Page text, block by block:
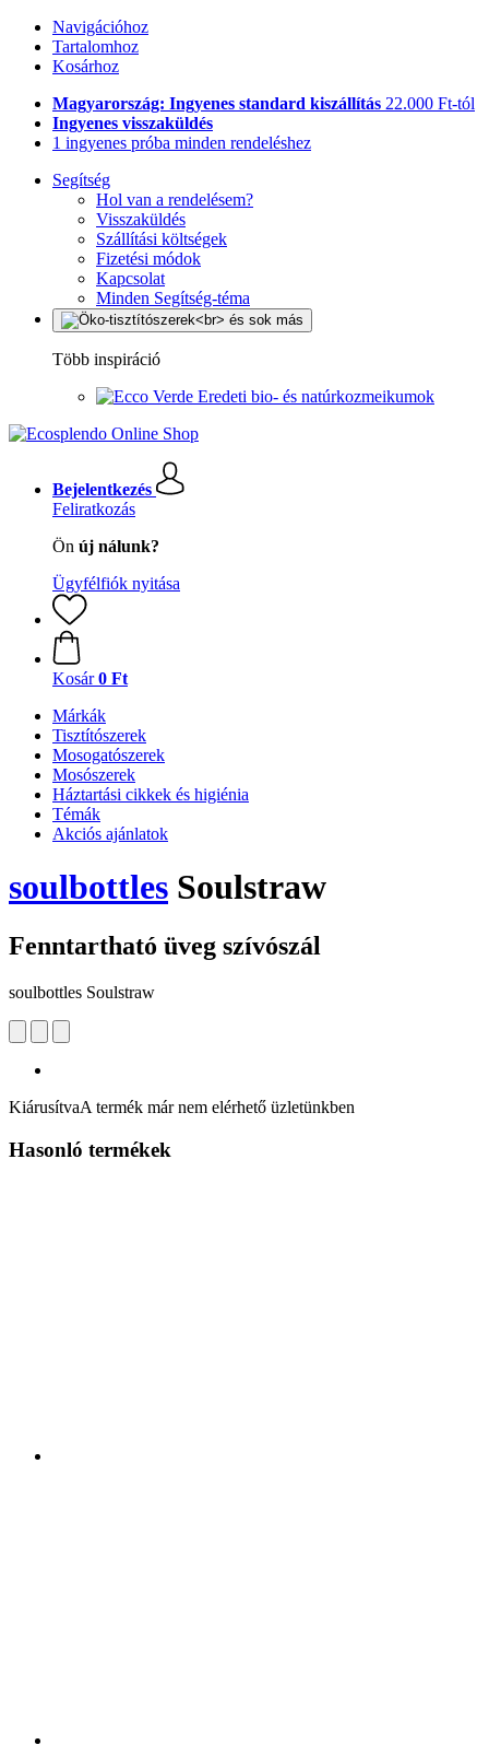
Navigációhoz
Tartalomhoz
Kosárhoz
Magyarország: Ingyenes standard kiszállítás 22.000 Ft-tól
Ingyenes visszaküldés
1 ingyenes próba minden rendeléshez
Segítség
Hol van a rendelésem?
Visszaküldés
Szállítási költségek
Fizetési módok
Kapcsolat
Minden Segítség-téma
Több inspiráció
Eredeti bio- és natúrkozmeikumok
Bejelentkezés
Feliratkozás
Ön új nálunk?
Ügyfélfiók nyitása
Kosár 0 Ft
Márkák
Tisztítószerek
Mosogatószerek
Mosószerek
Háztartási cikkek és higiénia
Témák
Akciós ajánlatok
soulbottles Soulstraw
Fenntartható üveg szívószál
soulbottles Soulstraw
KiárusítvaA termék már nem elérhető üzletünkben
Hasonló termékek